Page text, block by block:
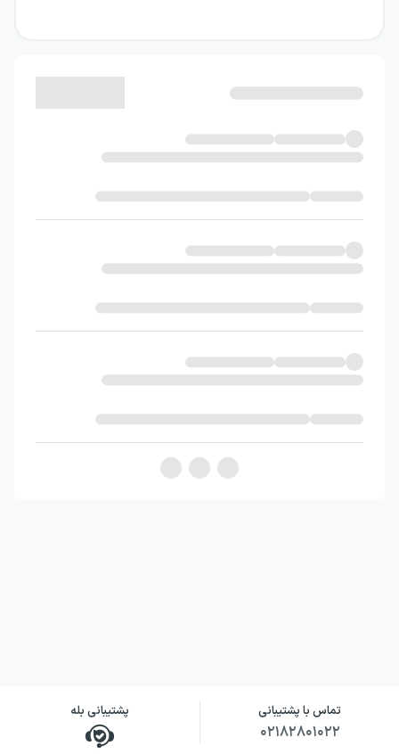
تماس با پشتیبانی
۰۲۱۸۲۸۰۱۰۲۲
پشتیبانی بله